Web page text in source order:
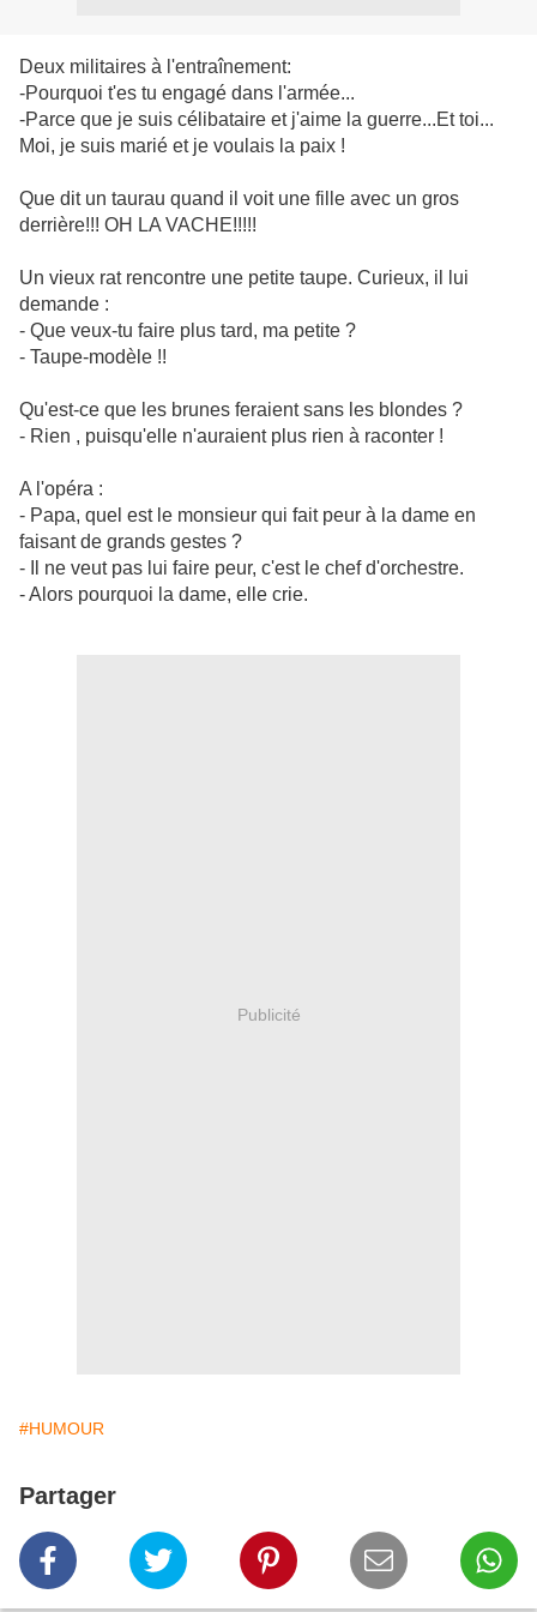
Deux militaires à l'entraînement:
-Pourquoi t'es tu engagé dans l'armée...
-Parce que je suis célibataire et j'aime la guerre...Et toi...
Moi, je suis marié et je voulais la paix !
Que dit un taurau quand il voit une fille avec un gros
derrière!!! OH LA VACHE!!!!!
Un vieux rat rencontre une petite taupe. Curieux, il lui
demande :
- Que veux-tu faire plus tard, ma petite ?
- Taupe-modèle !!
Qu'est-ce que les brunes feraient sans les blondes ?
- Rien , puisqu'elle n'auraient plus rien à raconter !
A l'opéra :
- Papa, quel est le monsieur qui fait peur à la dame en
faisant de grands gestes ?
- Il ne veut pas lui faire peur, c'est le chef d'orchestre.
- Alors pourquoi la dame, elle crie.
Publicité
#HUMOUR
Partager